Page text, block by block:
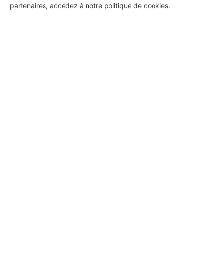
partenaires, accédez à notre politique de cookies.